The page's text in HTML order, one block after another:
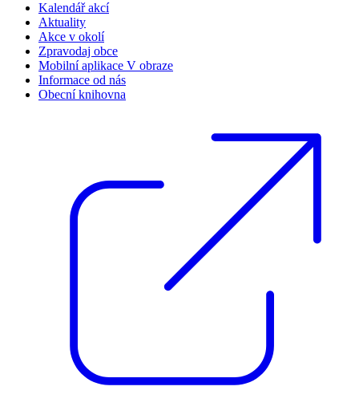
Kalendář akcí
Aktuality
Akce v okolí
Zpravodaj obce
Mobilní aplikace V obraze
Informace od nás
Obecní knihovna